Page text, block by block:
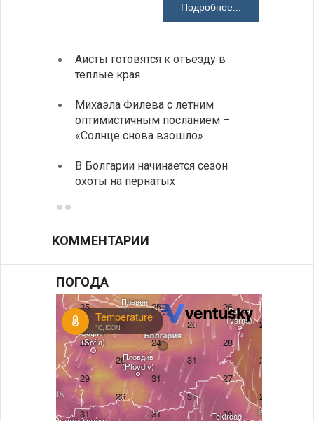
Подробнее...
Аисты готовятся к отъезду в
теплые края
Михаэла Филева с летним
оптимистичным посланием –
«Солнце снова взошло»
В Болгарии начинается сезон
охоты на пернатых
КОММЕНТАРИИ
ПОГОДА